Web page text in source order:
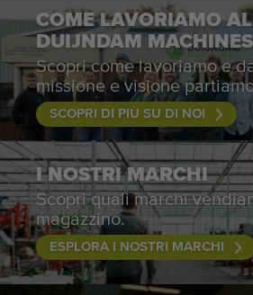
COME LAVORIAMO
DUIJNDAM
Scopri come lavoriamo e
missione e visione
SCOPRI DI PIÙ SU DI NOI
I NOSTRI MARCHI
Scopri quali marchi
magazzino.
ESPLORA I NOSTRI MARCHI